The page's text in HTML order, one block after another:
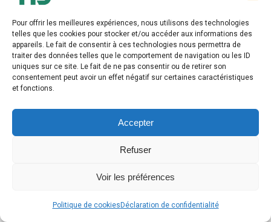
Pour offrir les meilleures expériences, nous utilisons des technologies
telles que les cookies pour stocker et/ou accéder aux informations des
appareils. Le fait de consentir à ces technologies nous permettra de
traiter des données telles que le comportement de navigation ou les ID
uniques sur ce site. Le fait de ne pas consentir ou de retirer son
consentement peut avoir un effet négatif sur certaines caractéristiques
et fonctions.
Accepter
Refuser
Voir les préférences
Politique de cookies Déclaration de confidentialité
Thierry BOURDET - Tout droit réservé